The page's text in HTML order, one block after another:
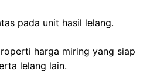
pada unit hasil lelang.
harga miring yang siap
lelang lain.